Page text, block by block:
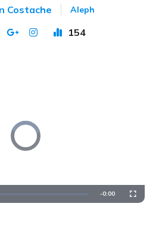
Costache Aleph
154
Video
Player
is
loading.
Remaining
-0:00